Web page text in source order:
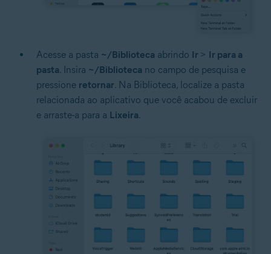
Acesse a pasta ~/Biblioteca abrindo Ir > Ir para a
pasta. Insira ~/Biblioteca no campo de pesquisa e
pressione retornar. Na Biblioteca, localize a pasta
relacionada ao aplicativo que você acabou de excluir
e arraste-a para a Lixeira.